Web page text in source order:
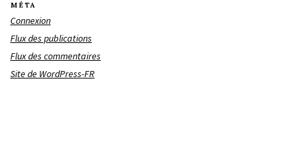
MÉTA
Connexion
Flux des publications
Flux des commentaires
Site de WordPress-FR